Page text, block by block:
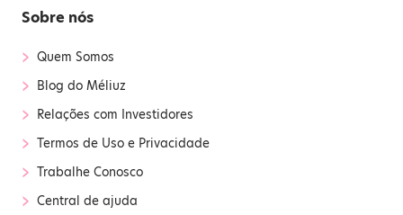
Sobre nós
› Quem Somos
› Blog do Méliuz
› Relações com Investidores
› Termos de Uso e Privacidade
› Trabalhe Conosco
› Central de ajuda